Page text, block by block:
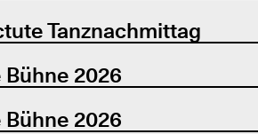
Tanznachmittag
2026
2026